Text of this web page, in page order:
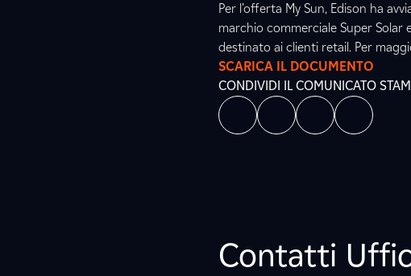
Per l’offerta My Sun, Edison ha
marchio commerciale Super
destinato ai clienti retail. Per
SCARICA IL DOCUMENTO
CONDIVIDI IL COMUNICATO
Contatti